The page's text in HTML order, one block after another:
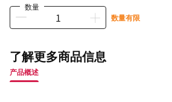
数量
数量有限
了解更多商品信息
产品概述